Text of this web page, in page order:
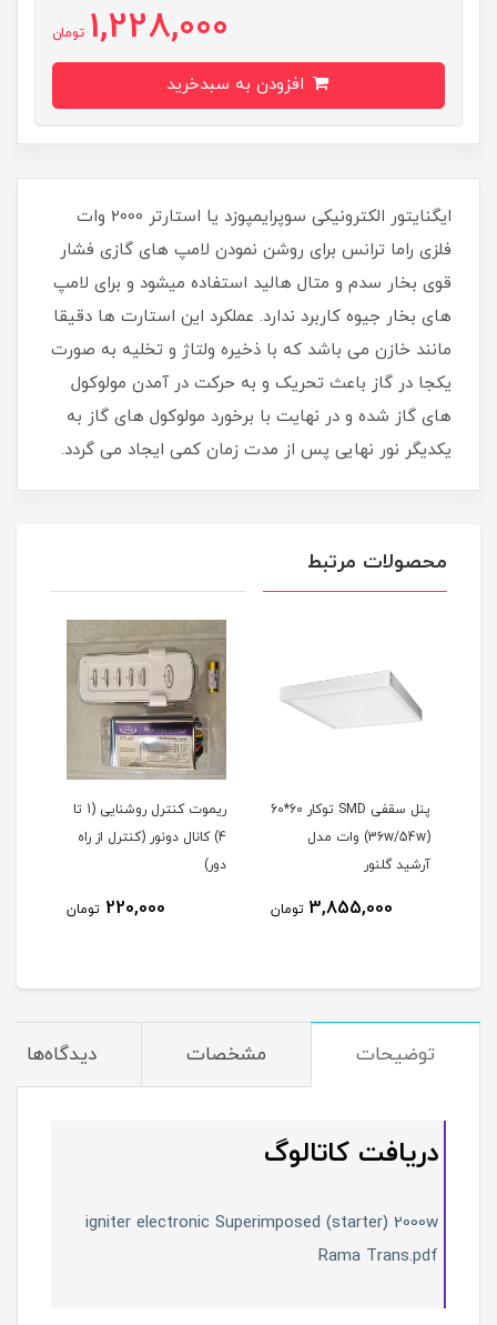
1,228,000 تومان
ایگنایتور الکترونیکی سوپرایمپوزد یا استارتر 2000 وات
فلزی راما ترانس برای روشن نمودن لامپ های گازی فشار
قوی بخار سدم و متال هالید استفاده میشود و برای لامپ
های بخار جیوه کاربرد ندارد. عملکرد این استارت ها دقیقا
مانند خازن می باشد که با ذخیره ولتاژ و تخلیه به صورت
یکجا در گاز باعث تحریک و به حرکت در آمدن مولوکول
های گاز شده و در نهایت با برخورد مولوکول های گاز به
یکدیگر نور نهایی پس از مدت زمان کمی ایجاد می گردد.
محصولات مرتبط
پنل سقفی SMD توکار 60*60
(36w/54w) وات مدل
آرشید گلنور
3,855,000 تومان
ریموت کنترل روشنایی (1 تا
4) کانال دونور (کنترل از راه
دور)
220,000 تومان
توضیحات مشخصات دیدگاه‌ها
دریافت کاتالوگ
igniter electronic Superimposed (starter) 2000w
Rama Trans.pdf